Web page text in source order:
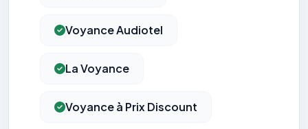
Voyance Audiotel
La Voyance
Voyance à Prix Discount